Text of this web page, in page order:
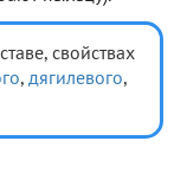
свойствах
, дягилевого,